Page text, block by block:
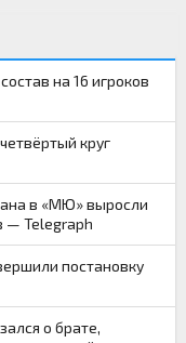
на 16 игроков
круг
в «МЮ» выросли
— Telegraph
постановку
о брате,